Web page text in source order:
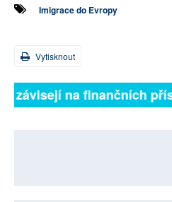
Imigrace do Evropy
Vytisknout
závisejí na finančních